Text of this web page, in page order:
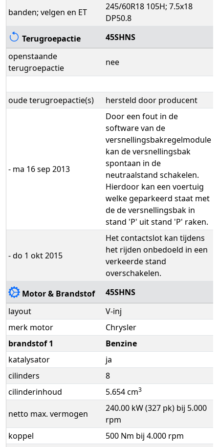
banden; velgen en ET
245/60R18 105H; 7.5x18
DP50.8
Terugroepactie
45SHNS
openstaande
terugroepactie
nee
oude terugroepactie(s) hersteld door producent
- ma 16 sep 2013
Door een fout in de
software van de
versnellingsbakregelmodule
kan de versnellingsbak
spontaan in de
neutraalstand schakelen.
Hierdoor kan een voertuig
welke geparkeerd staat met
de de versnellingsbak in
stand 'P' uit stand 'P' raken.
- do 1 okt 2015
Het contactslot kan tijdens
het rijden onbedoeld in een
verkeerde stand
overschakelen.
Motor & Brandstof
45SHNS
layout
V-inj
merk motor
Chrysler
brandstof 1
Benzine
katalysator
ja
cilinders
8
cilinderinhoud
5.654 cm3
netto max. vermogen
240.00 kW (327 pk) bij 5.000
rpm
koppel
500 Nm bij 4.000 rpm